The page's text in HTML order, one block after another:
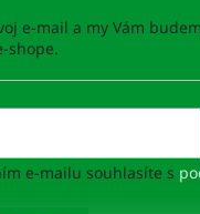
e-mail a my Vám
shope.
e-mailu souhlasíte s